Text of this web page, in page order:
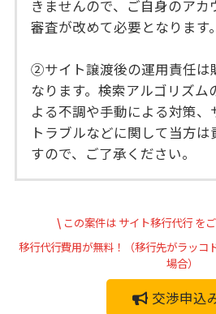
きませんので、ご自身のアカ
審査が改めて必要となります。
②サイト譲渡後の運用責任は
なります。検索アルゴリズム
よる不調や手動による対策、
トラブルなどに関して当方
すので、ご了承ください。
\ この案件は サイト移行代行 を
移行代行費用が無料！（移行先がラッコ
場合）
交渉申込